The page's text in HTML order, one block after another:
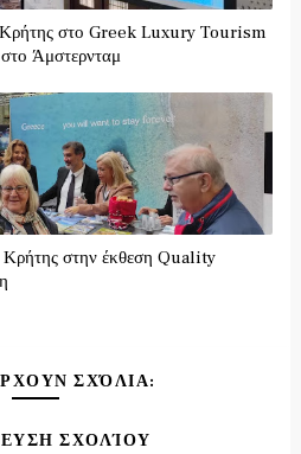
Κρήτης στο Greek Luxury Tourism
Άμστερνταμ
Κρήτης στην έκθεση Quality
ΣΧΌΛΙΑ:
ΣΧΟΛΊΟΥ